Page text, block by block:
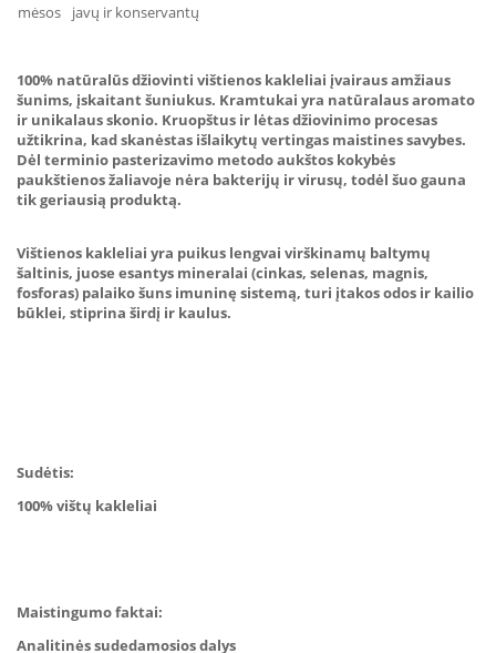
mėsos
javų ir konservantų
100% natūralūs džiovinti vištienos kakleliai įvairaus amžiaus
šunims, įskaitant šuniukus. Kramtukai yra natūralaus aromato
ir unikalaus skonio. Kruopštus ir lėtas džiovinimo procesas
užtikrina, kad skanėstas išlaikytų vertingas maistines savybes.
Dėl terminio pasterizavimo metodo aukštos kokybės
paukštienos žaliavoje nėra bakterijų ir virusų, todėl šuo gauna
tik geriausią produktą.
Vištienos kakleliai yra puikus lengvai virškinamų baltymų
šaltinis, juose esantys mineralai (cinkas, selenas, magnis,
fosforas) palaiko šuns imuninę sistemą, turi įtakos odos ir kailio
būklei, stiprina širdį ir kaulus.
Sudėtis:
100% vištų kakleliai
Maistingumo faktai:
Analitinės sudedamosios dalys